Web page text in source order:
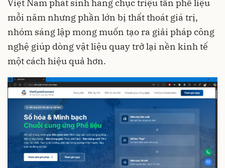
Việt Nam phát sinh hàng chục triệu tấn phế liệu
mỗi năm nhưng phần lớn bị thất thoát giá trị,
nhóm sáng lập mong muốn tạo ra giải pháp công
nghệ giúp dòng vật liệu quay trở lại nền kinh tế
một cách hiệu quả hơn.